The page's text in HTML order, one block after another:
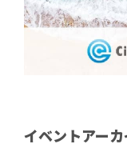
イベントアーカ